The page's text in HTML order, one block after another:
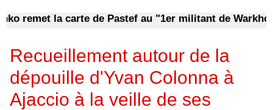
la carte de Pastef au "1er militant de Warkhokh",
Recueillement autour de la
dépouille d'Yvan Colonna à
Ajaccio à la veille de ses